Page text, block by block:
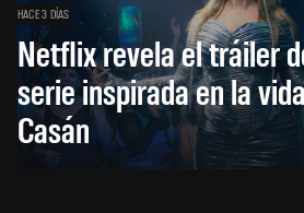
HACE 3 DÍAS
Netflix revela el tráiler
serie inspirada en la
Casán